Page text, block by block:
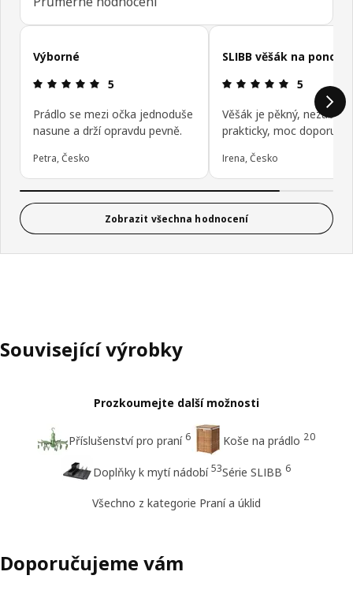
Přeskočit recenze zákazníků
Výborné
Hodnocení výrobku: 5 z 5 hvězdičky/hvězdiček
5
Prádlo se mezi očka jednoduše
nasune a drží opravdu pevně.
Petra, Česko
SLIBB věšák na
5
Věšák je pěkný, nezabírá
prakticky, moc doporučuji
Irena, Česko
Zobrazit všechna hodnocení
Související výrobky
Prozkoumejte další možnosti
Příslušenství pro praní 6 Koše na prádlo 20
Doplňky k mytí nádobí 53Série SLIBB 6
Všechno z kategorie Praní a úklid
Doporučujeme vám